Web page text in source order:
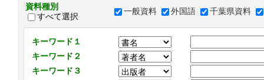
資料種別
すべて選択
一般資料 外国語 千葉県資料
キーワード１
キーワード２
キーワード３